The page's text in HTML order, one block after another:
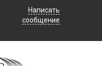
Написать
сообщение